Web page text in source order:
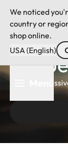
We noticed
country or
shop online.
USA (English)
Pasar
Leica
For an